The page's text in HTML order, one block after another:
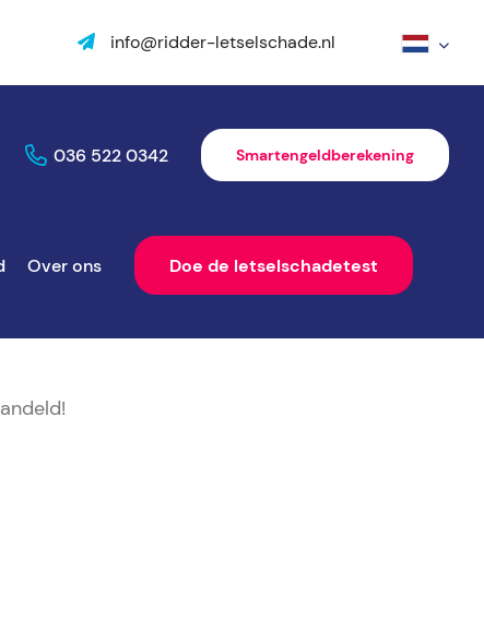
info@ridder-letselschade.nl
036 522 0342 Smartengeldberekening
Over ons Doe de letselschadetest